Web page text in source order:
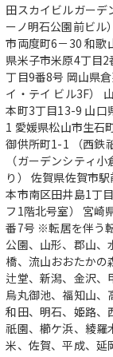
田スカイビルガーデ
ーノ明石公園前ビル
市両度町6－30 和歌
県米子市米原4丁目
丁目9番8号 岡山県
イ・テイ ビル3F）
本町3丁目13-9 山口
1 愛媛県松山市生石
御供所町1-1 （西鉄
（ガーデンシティ
り） 佐賀県佐賀市
本市南区田井島1丁
フ1階北号室） 宮崎
番7号 ※転居を伴う転勤なし。 ※原則マイカー通勤不可 / 札幌、盛岡、勾当台
公園、山形、郡山、
橋、流山おおたかの
辻堂、新潟、金沢、
烏丸御池、福知山、
和田、明石、姫路、
祇園、櫛ケ浜、綾羅
米、佐賀、平成、延